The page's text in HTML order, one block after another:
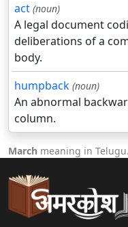
act (noun)
A legal document
deliberations of a
body.
humpback (noun)
An abnormal
column.
March meaning in Telugu.